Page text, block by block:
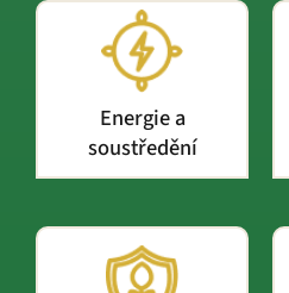
Energie a
soustředění